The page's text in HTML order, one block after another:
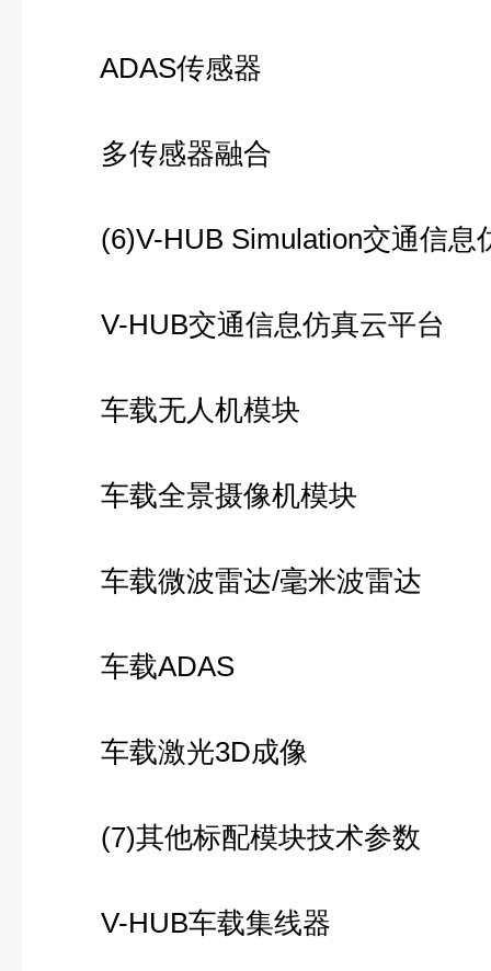
ADAS传感器
多传感器融合
(6)V-HUB Simulation交通信息
V-HUB交通信息仿真云平台
车载无人机模块
车载全景摄像机模块
车载微波雷达/毫米波雷达
车载ADAS
车载激光3D成像
(7)其他标配模块技术参数
V-HUB车载集线器